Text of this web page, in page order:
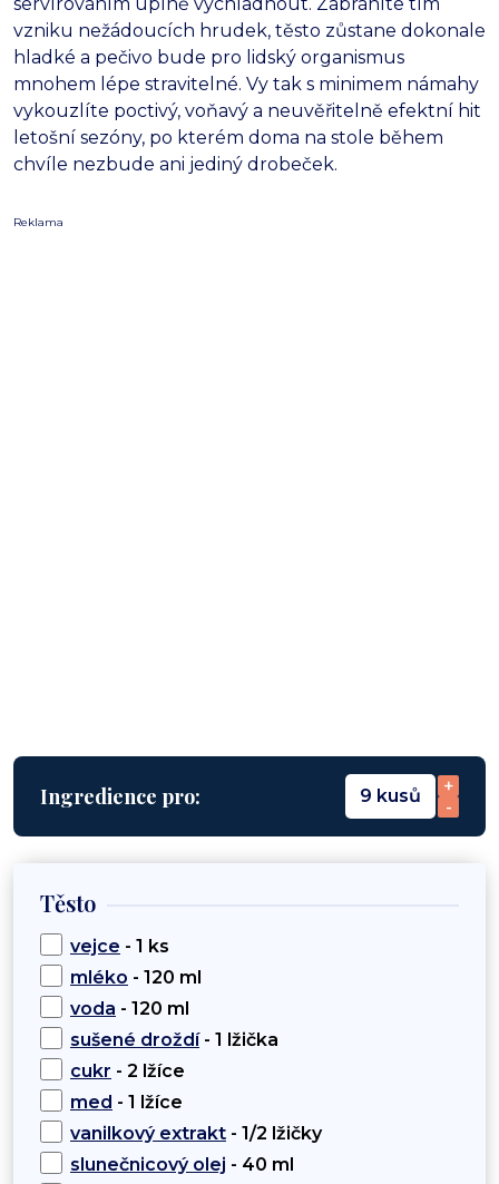
servírováním úplně vychladnout. Zabráníte tím
vzniku nežádoucích hrudek, těsto zůstane dokonale
hladké a pečivo bude pro lidský organismus
mnohem lépe stravitelné. Vy tak s minimem námahy
vykouzlíte poctivý, voňavý a neuvěřitelně efektní hit
letošní sezóny, po kterém doma na stole během
chvíle nezbude ani jediný drobeček.
Reklama
Ingredience pro: 9 kusů
+
-
Těsto
vejce - 1 ks
mléko - 120 ml
voda - 120 ml
sušené droždí- 1 lžička
cukr - 2 lžíce
med - 1 lžíce
vanilkový extrakt - 1/2 lžičky
slunečnicový olej - 40 ml